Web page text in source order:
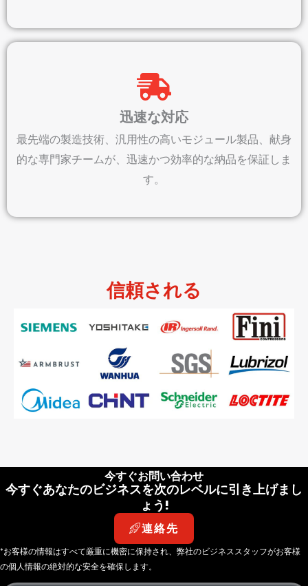
迅速な対応
最先端の製造技術、汎用性の高いモジュール製品、献身
的な専門家チームが、迅速かつ効率的な納品を保証しま
す。
信頼される
今すぐお問い合わせ
今すぐあなたのビジネスを次のレベルに引き上げまし
ょう!
連絡先
*お客様の情報はすべて厳重に機密に保持され、弊社のビジネススタッフがお客様
の個人情報の絶対的な安全を確保します。